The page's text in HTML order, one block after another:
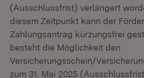
(Ausschlussfrist) verlängert
diesem Zeitpunkt kann der
Zahlungsantrag kürzungsfrei
besteht die Möglichkeit den
Versicherungsschein/
zum 31. Mai 2025